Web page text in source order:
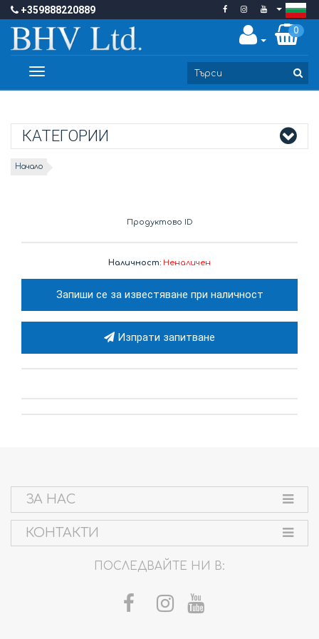
+359888220889
0
Toggle
КАТЕГОРИИ
Начало
Продуктово ID
Наличност: Неналичен
Запиши се за известяване при наличност
Изпрати запитване
ЗА НАС
КОНТАКТИ
ПОСЛЕДВАЙТЕ НИ В: